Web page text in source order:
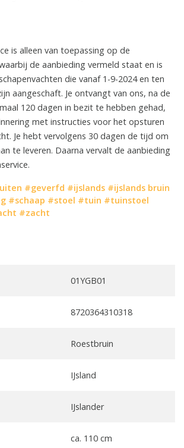
is alleen van toepassing op de
de aanbieding vermeld staat en is
die vanaf 1-9-2024 en ten
aangeschaft. Je ontvangt van ons, na de
120 dagen in bezit te hebben gehad,
met instructies voor het opsturen
Je hebt vervolgens 30 dagen de tijd om
te leveren. Daarna vervalt de aanbieding
#geverfd #ijslands #ijslands bruin
#schaap #stoel #tuin #tuinstoel
#zacht
01YGB01
8720364310318
Roestbruin
IJsland
IJslander
ca. 110 cm